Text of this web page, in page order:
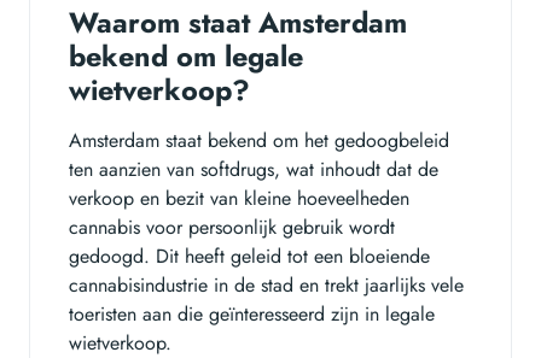
Waarom staat Amsterdam
bekend om legale
wietverkoop?
Amsterdam staat bekend om het gedoogbeleid
ten aanzien van softdrugs, wat inhoudt dat de
verkoop en bezit van kleine hoeveelheden
cannabis voor persoonlijk gebruik wordt
gedoogd. Dit heeft geleid tot een bloeiende
cannabisindustrie in de stad en trekt jaarlijks vele
toeristen aan die geïnteresseerd zijn in legale
wietverkoop.